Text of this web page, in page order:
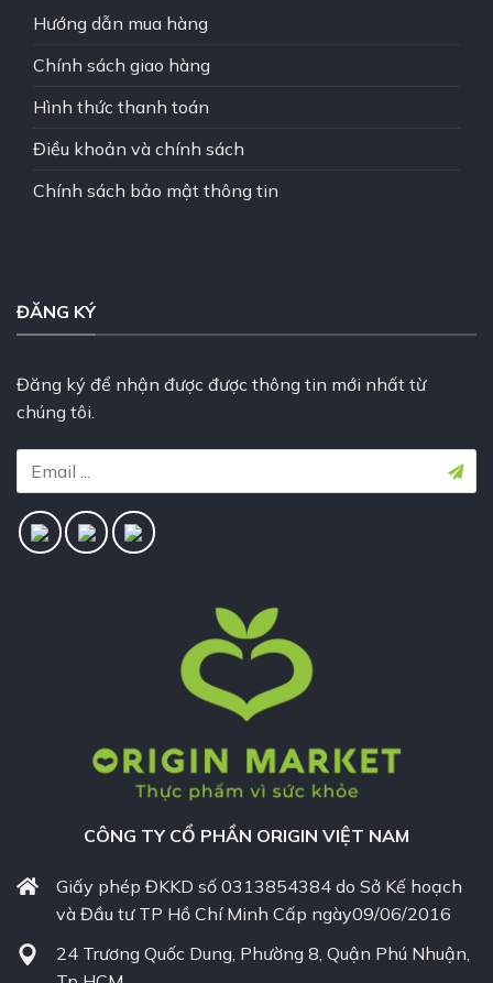
Hướng dẫn mua hàng
Chính sách giao hàng
Hình thức thanh toán
Điều khoản và chính sách
Chính sách bảo mật thông tin
ĐĂNG KÝ
Đăng ký để nhận được được thông tin mới nhất từ
chúng tôi.
CÔNG TY CỔ PHẦN ORIGIN VIỆT NAM
Giấy phép ĐKKD số 0313854384 do Sở Kế hoạch
và Đầu tư TP Hồ Chí Minh Cấp ngày09/06/2016
24 Trương Quốc Dung, Phường 8, Quận Phú Nhuận,